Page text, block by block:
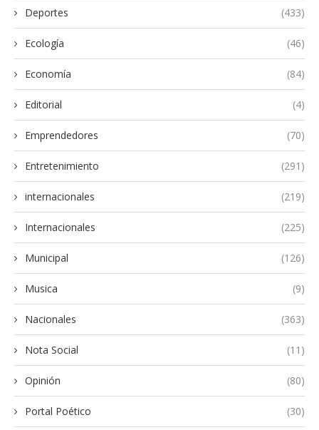
Deportes (433)
Ecología (46)
Economía (84)
Editorial (4)
Emprendedores (70)
Entretenimiento (291)
internacionales (219)
Internacionales (225)
Municipal (126)
Musica (9)
Nacionales (363)
Nota Social (11)
Opinión (80)
Portal Poético (30)